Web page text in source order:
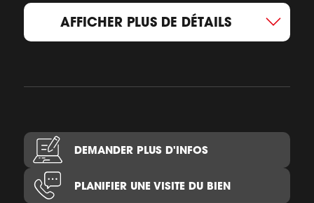
AFFICHER PLUS DE DÉTAILS
DEMANDER PLUS D'INFOS
PLANIFIER UNE VISITE DU BIEN